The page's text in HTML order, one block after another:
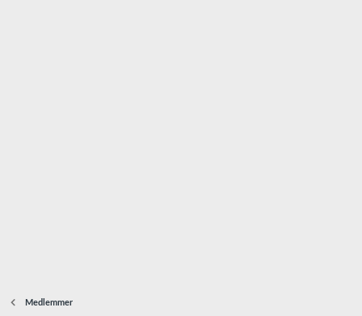
Medlemmer